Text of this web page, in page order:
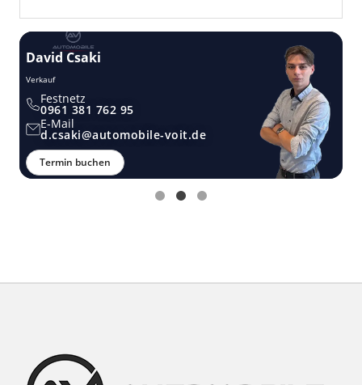
David Csaki
Verkauf
Festnetz
0961 381 762 95
E-Mail
d.csaki@automobile-voit.de
Termin buchen